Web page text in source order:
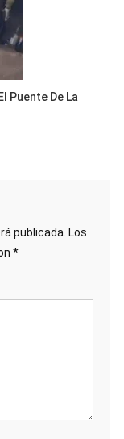
Puente De La
publicada. Los
*